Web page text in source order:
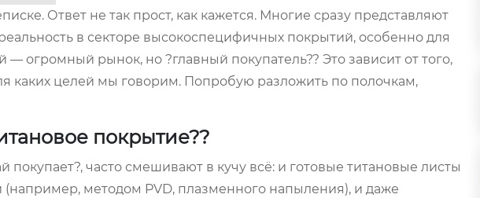
Ответ не так прост, как кажется. Многие сразу представляют
в секторе высокоспецифичных покрытий, особенно для
огромный рынок, но ?главный покупатель?? Это зависит от того,
каких целей мы говорим. Попробую разложить по полочкам,
покрытие??
покупает?, часто смешивают в кучу всё: и готовые титановые листы
методом PVD, плазменного напыления), и даже